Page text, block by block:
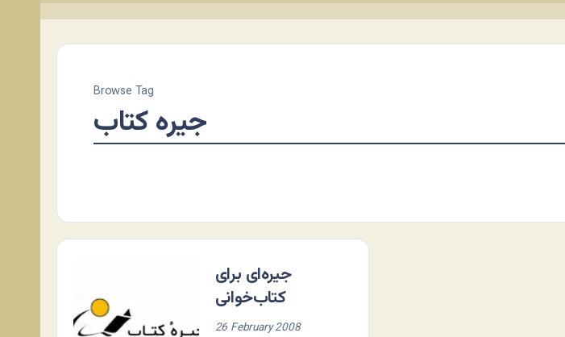
Browse Tag
جیره کتاب
جیره‌ای برای
کتاب‌خوانی
26 February 2008